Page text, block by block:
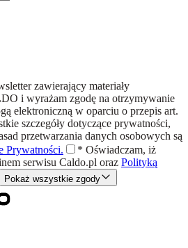
zawierający materiały
i wyrażam zgodę na otrzymywanie
elektroniczną w oparciu o przepis art.
szczegóły dotyczące prywatności,
przetwarzania danych osobowych są
Prywatności. * Oświadczam, iż
serwisu Caldo.pl oraz Polityką
Pokaż wszystkie zgody